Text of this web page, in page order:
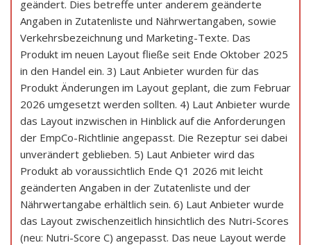
geändert. Dies betreffe unter anderem geänderte
Angaben in Zutatenliste und Nährwertangaben, sowie
Verkehrsbezeichnung und Marketing-Texte. Das
Produkt im neuen Layout fließe seit Ende Oktober 2025
in den Handel ein. 3) Laut Anbieter wurden für das
Produkt Änderungen im Layout geplant, die zum Februar
2026 umgesetzt werden sollten. 4) Laut Anbieter wurde
das Layout inzwischen in Hinblick auf die Anforderungen
der EmpCo-Richtlinie angepasst. Die Rezeptur sei dabei
unverändert geblieben. 5) Laut Anbieter wird das
Produkt ab voraussichtlich Ende Q1 2026 mit leicht
geänderten Angaben in der Zutatenliste und der
Nährwertangabe erhältlich sein. 6) Laut Anbieter wurde
das Layout zwischenzeitlich hinsichtlich des Nutri-Scores
(neu: Nutri-Score C) angepasst. Das neue Layout werde